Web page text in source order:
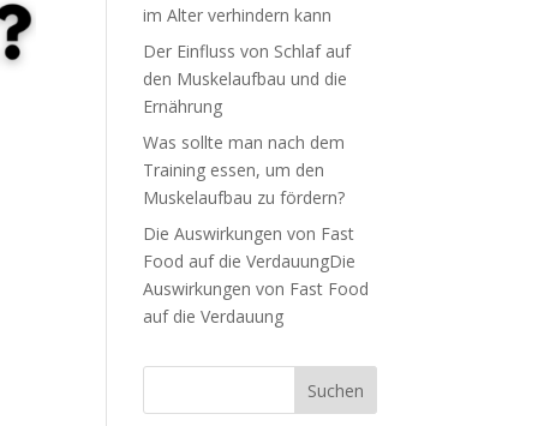
im Alter verhindern kann
Der Einfluss von Schlaf auf
den Muskelaufbau und die
Ernährung
Was sollte man nach dem
Training essen, um den
Muskelaufbau zu fördern?
Die Auswirkungen von Fast
Food auf die VerdauungDie
Auswirkungen von Fast Food
auf die Verdauung